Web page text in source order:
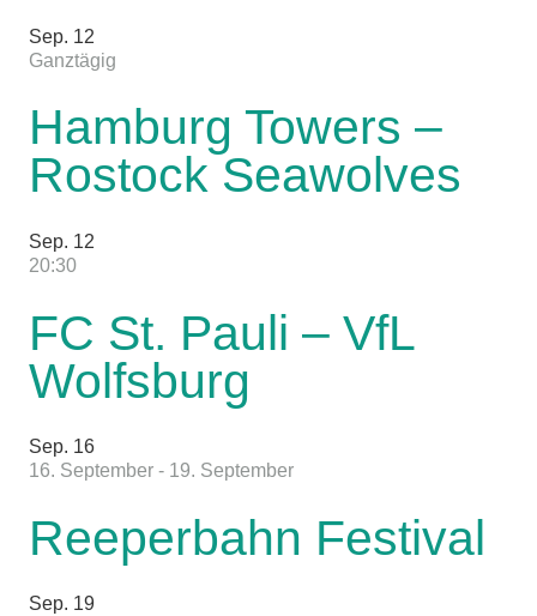
Sep. 12
Ganztägig
Hamburg Towers –
Rostock Seawolves
Sep. 12
20:30
FC St. Pauli – VfL
Wolfsburg
Sep. 16
16. September - 19. September
Reeperbahn Festival
Sep. 19